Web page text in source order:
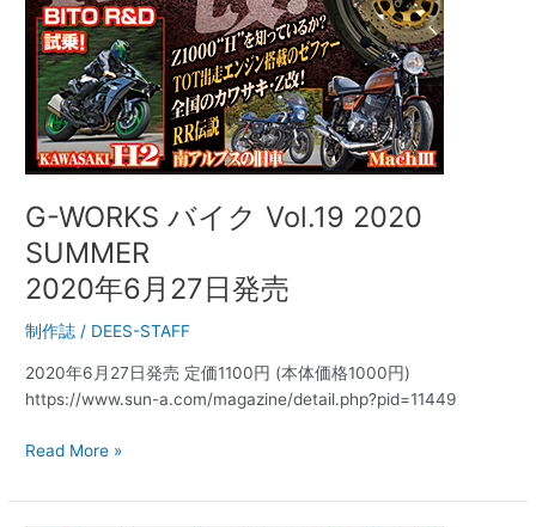
G-WORKS バイク Vol.19 2020
SUMMER
2020年6月27日発売
制作誌 / DEES-STAFF
2020年6月27日発売 定価1100円 (本体価格1000円)
https://www.sun-a.com/magazine/detail.php?pid=11449
Read More »